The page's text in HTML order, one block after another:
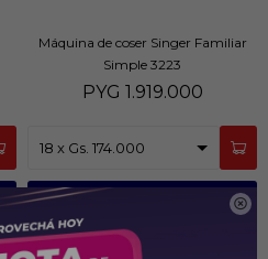

Máquina de coser Singer Familiar
Simple 3223
PYG 1.919.000